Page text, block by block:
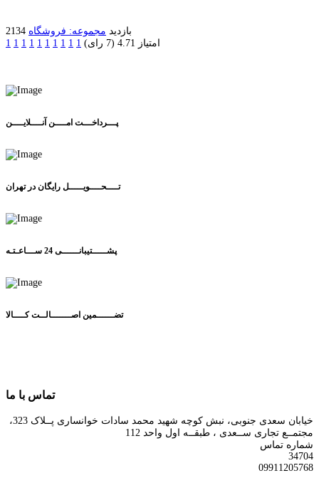
2134 بازدید مجموعه: فروشگاه
1 1 1 1 1 1 1 1 1 1 امتیاز 4.71 (7 رای)
پـــرداخـــت امــــن آنــــلایــــن
تــــحــــویـــــل رایگان در تهران
پشـــــتیبانــــــی 24 ســـاعـتـه
تضــــــمین اصـــــــالــت کــــالا
تماس با ما
خیابان سعدی جنوبی، نبش کوچه شهید محمد سادات خوانساری پــلاک 323،
مجتمــع تجاری ســعدی ، طبقــه اول واحد 112
شماره تماس
34704
09911205768